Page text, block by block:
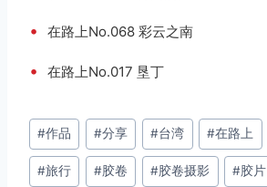
• 在路上No.068 彩云之南
• 在路上No.017 垦丁
文
章
标
#作品 #分享 #台湾 #在路上
#旅行 #胶卷 #胶卷摄影 #胶片